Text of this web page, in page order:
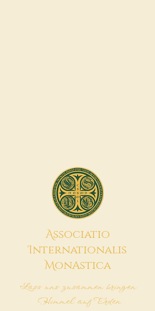
Associatio
Internationalis
MonAstica
Lass uns zusammen bringen
Himmel auf Erden